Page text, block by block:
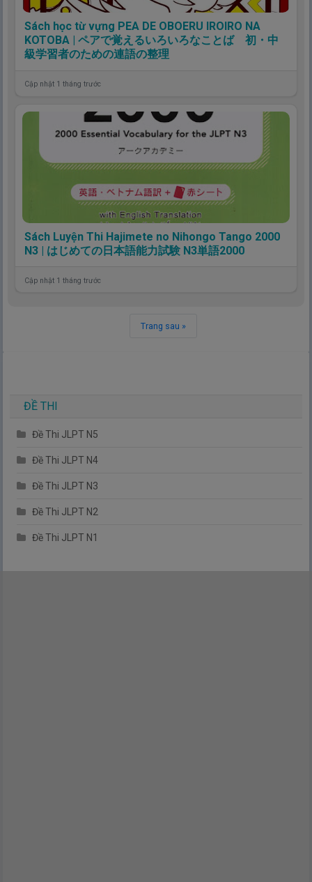
Sách học từ vựng PEA DE OBOERU IROIRO NA
KOTOBA | ペアで覚えるいろいろなことば 初・中
級学習者のための連語の整理
Cập nhật 1 tháng trước
Sách Luyện Thi Hajimete no Nihongo Tango 2000
N3 | はじめての日本語能力試験 N3単語2000
Cập nhật 1 tháng trước
Trang sau »
ĐỀ THI
Đề Thi JLPT N5
Đề Thi JLPT N4
Đề Thi JLPT N3
Đề Thi JLPT N2
Đề Thi JLPT N1